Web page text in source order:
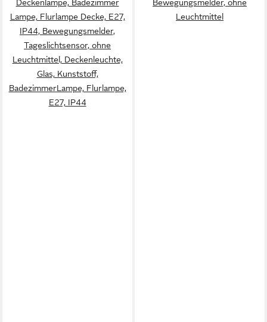
Deckenlampe, Badezimmer
Lampe, Flurlampe Decke, E27,
IP44, Bewegungsmelder,
Tageslichtsensor, ohne
Leuchtmittel, Deckenleuchte,
Glas, Kunststoff,
BadezimmerLampe, Flurlampe,
E27, IP44
Bewegungsmelder, ohne
Leuchtmittel